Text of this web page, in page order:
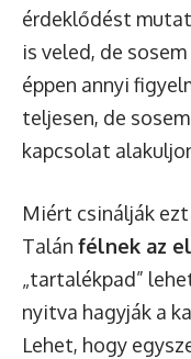
érdeklődést
is veled, de
éppen annyi
teljesen, de
kapcsolat
Miért csinálják ezt
Talán félnek az
„tartalékpad”
nyitva hagyják a
Lehet, hogy